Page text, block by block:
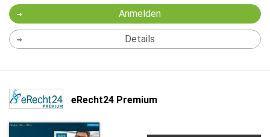
Anmelden
Details
eRecht24 Premium